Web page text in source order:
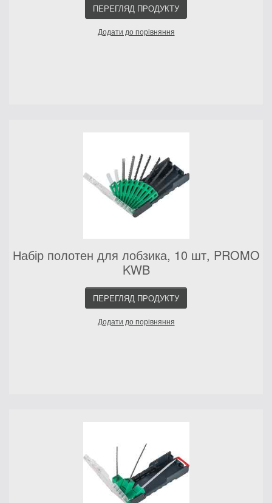
ПЕРЕГЛЯД ПРОДУКТУ
Додати до порівняння
Набір полотен для лобзика, 10 шт, PROMO
KWB
ПЕРЕГЛЯД ПРОДУКТУ
Додати до порівняння